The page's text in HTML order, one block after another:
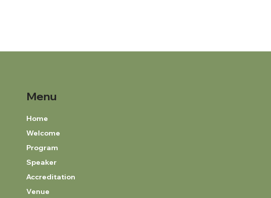
Home
Welcome
Program
Speaker
Accreditation
Venue
Menu